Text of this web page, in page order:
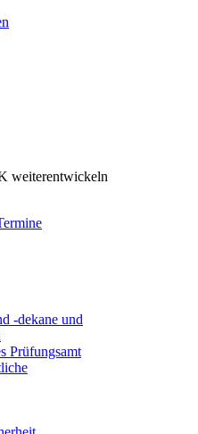
weiterentwickeln
-dekane und
Prüfungsamt